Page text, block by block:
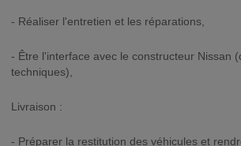
- Réaliser l'entretien et les réparations,
- Être l'interface avec le constructeur Nissan
techniques),
Livraison :
- Préparer la restitution des véhicules et